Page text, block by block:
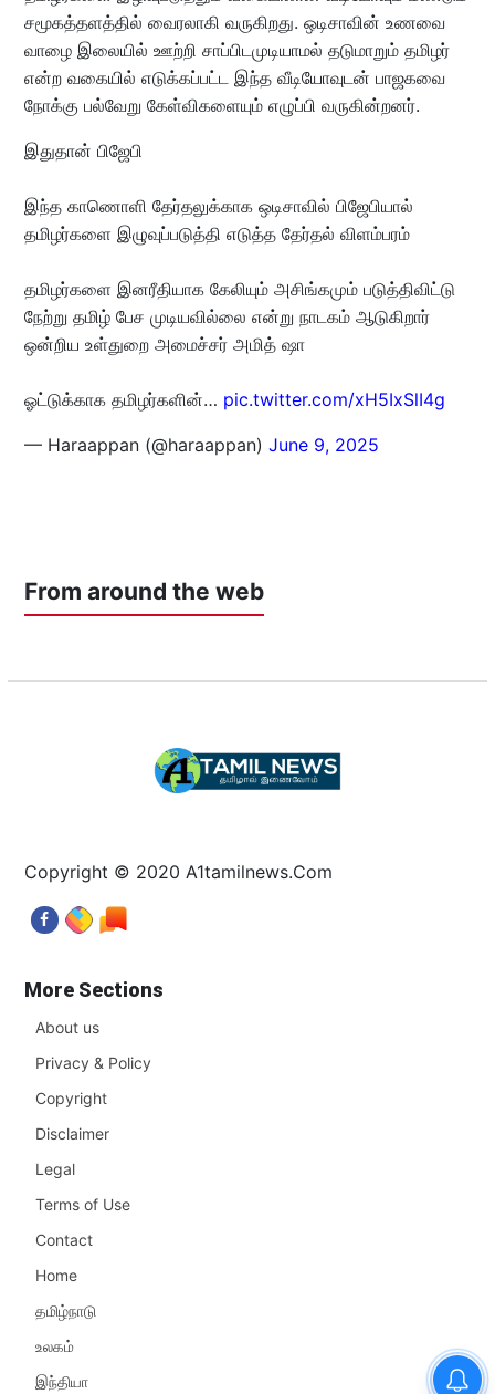
சமூகத்தளத்தில் வைரலாகி வருகிறது. ஒடிசாவின் உணவை
வாழை இலையில் ஊற்றி சாப்பிடமுடியாமல் தடுமாறும் தமிழர்
என்ற வகையில் எடுக்கப்பட்ட இந்த வீடியோவுடன் பாஜகவை
நோக்கு பல்வேறு கேள்விகளையும் எழுப்பி வருகின்றனர்.
இதுதான் பிஜேபி
இந்த காணொளி தேர்தலுக்காக ஒடிசாவில் பிஜேபியால்
தமிழர்களை இழுவுப்படுத்தி எடுத்த தேர்தல் விளம்பரம்
தமிழர்களை இனரீதியாக கேலியும் அசிங்கமும் படுத்திவிட்டு
நேற்று தமிழ் பேச முடியவில்லை என்று நாடகம் ஆடுகிறார்
ஒன்றிய உள்துறை அமைச்சர் அமித் ஷா
ஓட்டுக்காக தமிழர்களின்… pic.twitter.com/xH5IxSlI4g
— Haraappan (@haraappan) June 9, 2025
From around the web
Copyright © 2020 A1tamilnews.Com
More Sections
About us
Privacy & Policy
Copyright
Disclaimer
Legal
Terms of Use
Contact
Home
தமிழ்நாடு
உலகம்
இந்தியா